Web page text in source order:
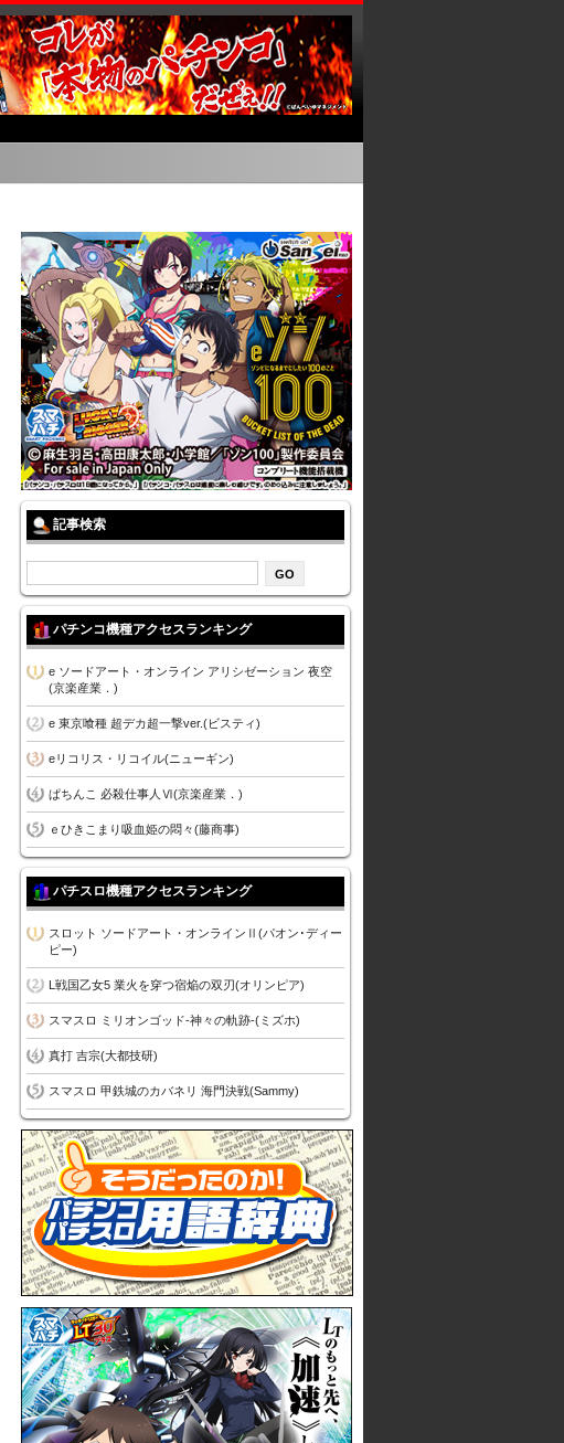
記事検索
パチンコ機種アクセスランキング
e ソードアート・オンライン アリシゼーション 夜空
(京楽産業．)
e 東京喰種 超デカ超一撃ver.(ビスティ)
eリコリス・リコイル(ニューギン)
ぱちんこ 必殺仕事人Ⅵ(京楽産業．)
ｅひきこまり吸血姫の悶々(藤商事)
パチスロ機種アクセスランキング
スロット ソードアート・オンラインⅡ(パオン･ディー
ピー)
L戦国乙女5 業火を穿つ宿焔の双刃(オリンピア)
スマスロ ミリオンゴッド-神々の軌跡-(ミズホ)
真打 吉宗(大都技研)
スマスロ 甲鉄城のカバネリ 海門決戦(Sammy)